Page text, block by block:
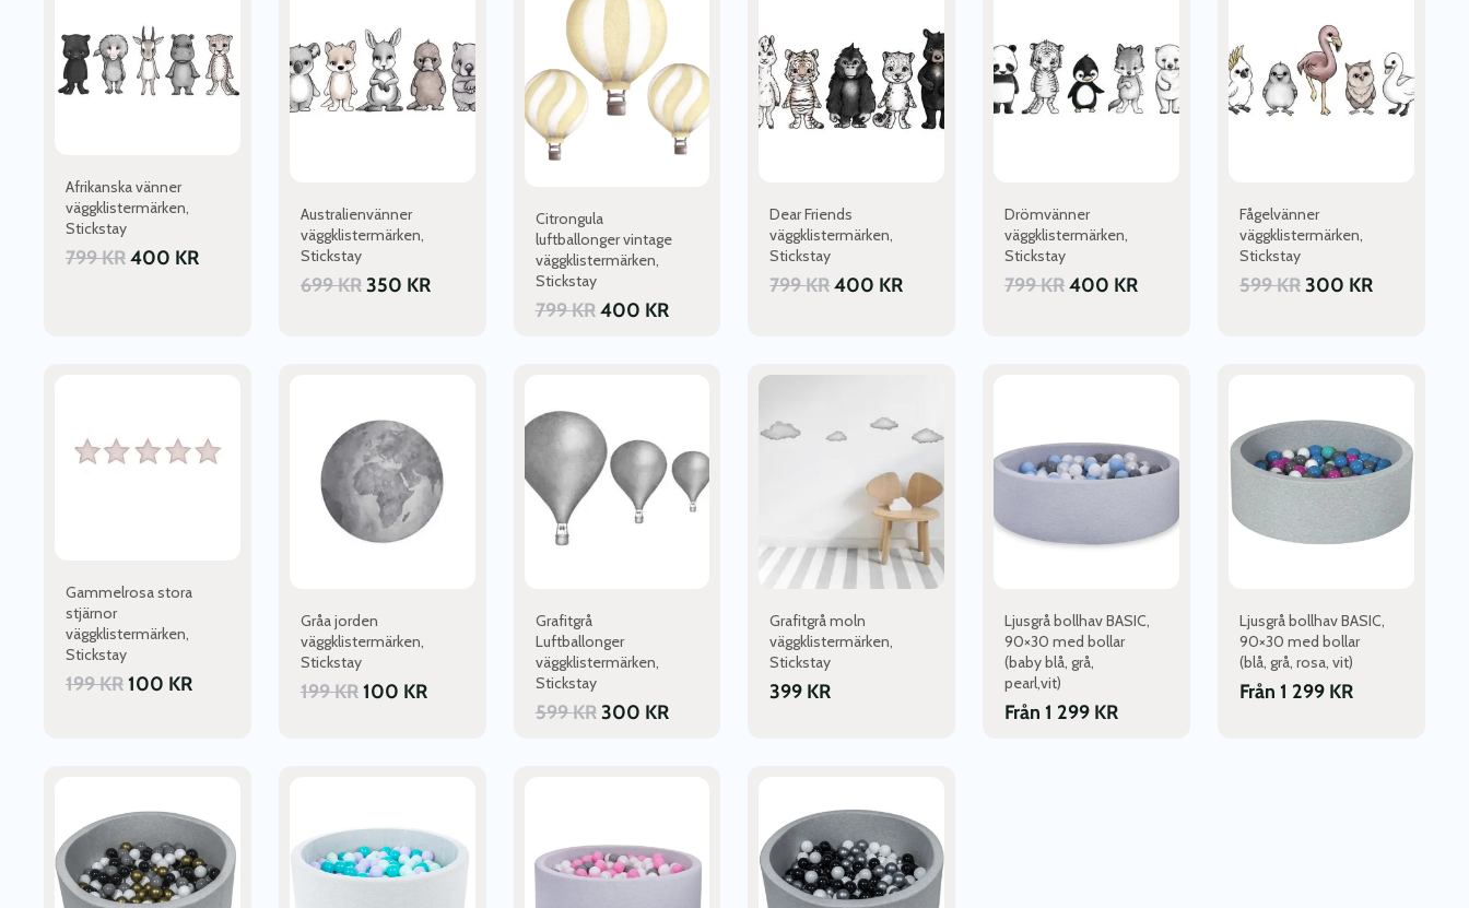
Afrikanska vänner
väggklistermärken,
Stickstay
799KR400 KR
Australienvänner
väggklistermärken,
Stickstay
699KR350 KR
Citrongula
luftballonger vintage
väggklistermärken,
Stickstay
799KR 400 KR
Dear Friends
väggklistermärken,
Stickstay
799KR400 KR
Drömvänner
väggklistermärken,
Stickstay
799KR400 KR
Fågelvänner
väggklistermärken,
Stickstay
599KR300 KR
Gammelrosa stora
stjärnor
väggklistermärken,
Stickstay
199KR100 KR
Gråa jorden
väggklistermärken,
Stickstay
199KR100 KR
Grafitgrå
Luftballonger
väggklistermärken,
Stickstay
599KR 300 KR
Grafitgrå moln
väggklistermärken,
Stickstay
399 KR
Ljusgrå bollhav BASIC,
90×30 med bollar
(baby blå, grå,
pearl,vit)
Från 1 299 KR
flera
De
olika
väljas
produktsidan
Ljusgrå bollhav BASIC,
90×30 med bollar
(blå, grå, rosa, vit)
Från 1 299 KR
produkten
har
flera
varianter.
De
väljas
produktsidan
produkten
har
flera
varianter.
produkten
har
flera
flera
produkten
har
flera
varianter.